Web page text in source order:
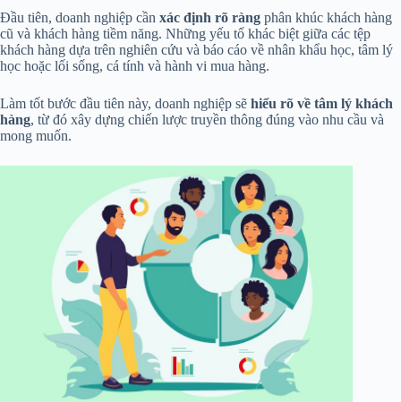
Đầu tiên, doanh nghiệp cần xác định rõ ràng phân khúc khách hàng
cũ và khách hàng tiềm năng. Những yếu tố khác biệt giữa các tệp
khách hàng dựa trên nghiên cứu và báo cáo về nhân khẩu học, tâm lý
học hoặc lối sống, cá tính và hành vi mua hàng.
Làm tốt bước đầu tiên này, doanh nghiệp sẽ hiểu rõ về tâm lý khách
hàng, từ đó xây dựng chiến lược truyền thông đúng vào nhu cầu và
mong muốn.